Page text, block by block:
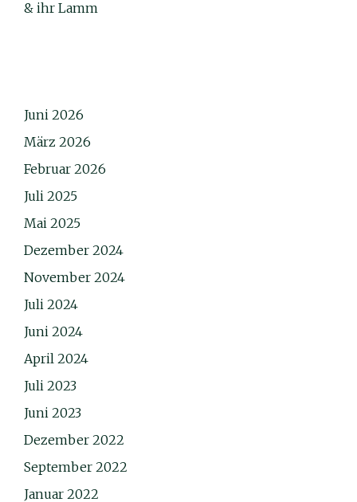
& ihr Lamm
Juni 2026
März 2026
Februar 2026
Juli 2025
Mai 2025
Dezember 2024
November 2024
Juli 2024
Juni 2024
April 2024
Juli 2023
Juni 2023
Dezember 2022
September 2022
Januar 2022